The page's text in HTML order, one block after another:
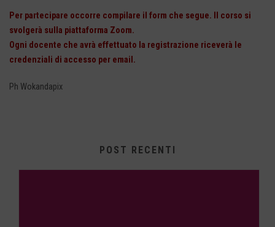
Per partecipare occorre compilare il form che segue. Il corso si
svolgerà sulla piattaforma Zoom.
Ogni docente che avrà effettuato la registrazione riceverà le
credenziali di accesso per email.
Ph Wokandapix
POST RECENTI